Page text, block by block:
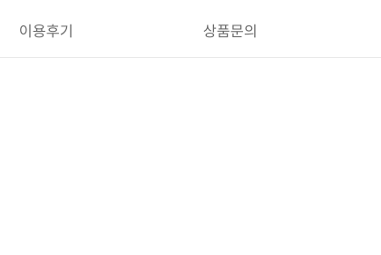
이용후기 상품문의